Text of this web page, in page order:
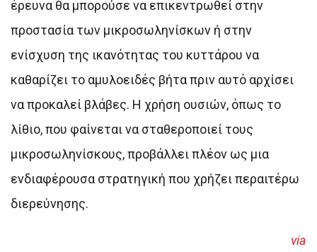
έρευνα θα μπορούσε να επικεντρωθεί στην
προστασία των μικροσωληνίσκων ή στην
ενίσχυση της ικανότητας του κυττάρου να
καθαρίζει το αμυλοειδές βήτα πριν αυτό αρχίσει
να προκαλεί βλάβες. Η χρήση ουσιών, όπως το
λίθιο, που φαίνεται να σταθεροποιεί τους
μικροσωληνίσκους, προβάλλει πλέον ως μια
ενδιαφέρουσα στρατηγική που χρήζει περαιτέρω
διερεύνησης.
via